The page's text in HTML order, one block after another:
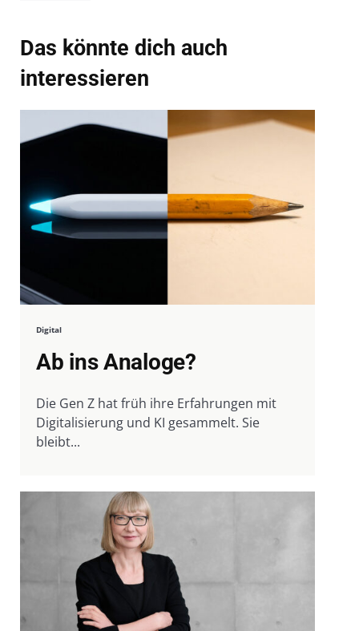
Das könnte dich auch
interessieren
Digital
Ab ins Analoge?
Die Gen Z hat früh ihre Erfahrungen mit
Digitalisierung und KI gesammelt. Sie
bleibt...